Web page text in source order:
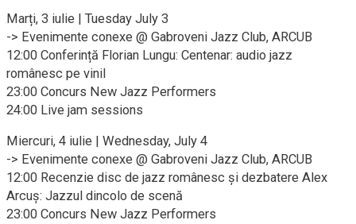
Marți, 3 iulie | Tuesday July 3
-> Evenimente conexe @ Gabroveni Jazz Club, ARCUB
12:00 Conferință Florian Lungu: Centenar: audio jazz
românesc pe vinil
23:00 Concurs New Jazz Performers
24:00 Live jam sessions
Miercuri, 4 iulie | Wednesday, July 4
-> Evenimente conexe @ Gabroveni Jazz Club, ARCUB
12:00 Recenzie disc de jazz românesc și dezbatere Alex
Arcuș: Jazzul dincolo de scenă
23:00 Concurs New Jazz Performers